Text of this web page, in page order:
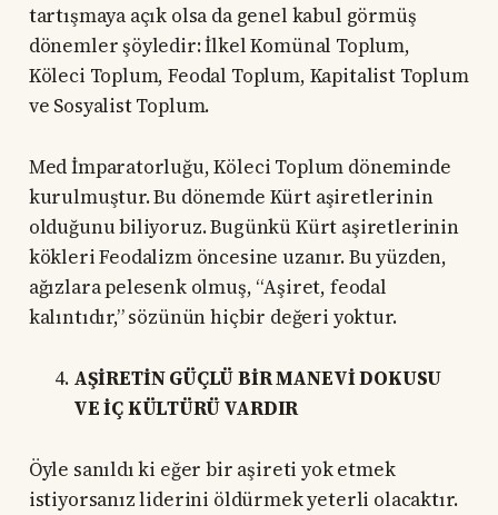
tartışmaya açık olsa da genel kabul görmüş
dönemler şöyledir: İlkel Komünal Toplum,
Köleci Toplum, Feodal Toplum, Kapitalist Toplum
ve Sosyalist Toplum.
Med İmparatorluğu, Köleci Toplum döneminde
kurulmuştur. Bu dönemde Kürt aşiretlerinin
olduğunu biliyoruz. Bugünkü Kürt aşiretlerinin
kökleri Feodalizm öncesine uzanır. Bu yüzden,
ağızlara pelesenk olmuş, “Aşiret, feodal
kalıntıdır,” sözünün hiçbir değeri yoktur.
AŞİRETİN GÜÇLÜ BİR MANEVİ DOKUSU
VE İÇ KÜLTÜRÜ VARDIR
Öyle sanıldı ki eğer bir aşireti yok etmek
istiyorsanız liderini öldürmek yeterli olacaktır.